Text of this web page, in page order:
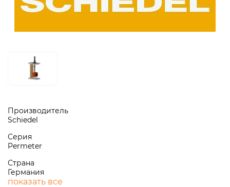
Производитель
Schiedel
Серия
Permeter
Страна
Германия
показать все